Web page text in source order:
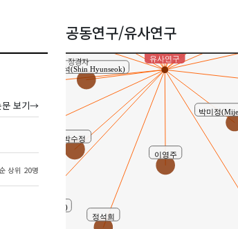
문 보기→
상위 20명
공동연구/유사연구
장경자
박미정
박수정
신현석(Shin Hyunseok)
현(Yoon, Hye-Hyun)
이영주
정석희
유사연구